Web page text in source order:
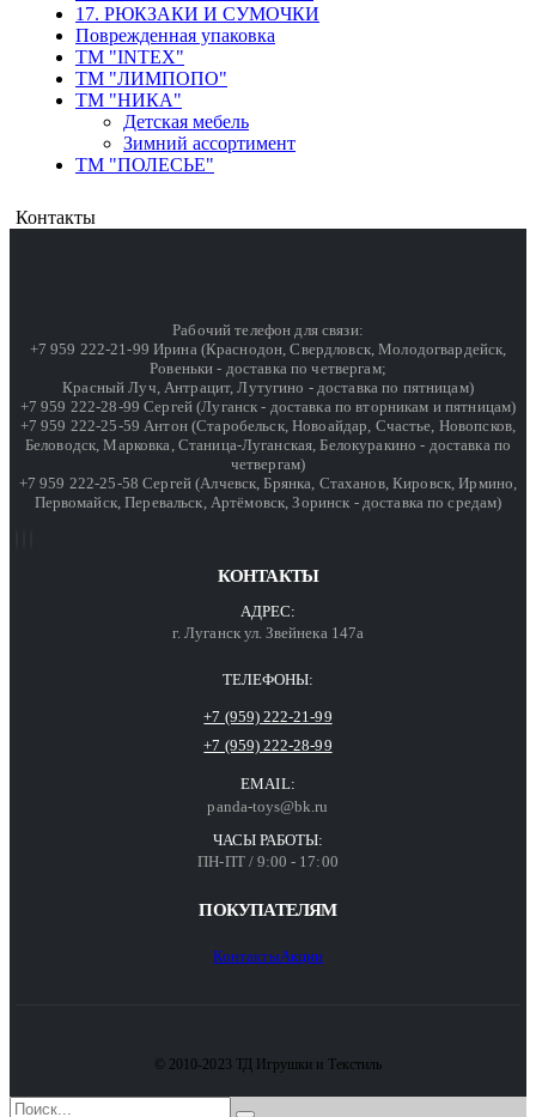
17. РЮКЗАКИ И СУМОЧКИ
Поврежденная упаковка
ТМ "INTEX"
ТМ "ЛИМПОПО"
ТМ "НИКА"
Детская мебель
Зимний ассортимент
ТМ "ПОЛЕСЬЕ"
Контакты
Рабочий телефон для связи:
+7 959 222-21-99 Ирина (Краснодон, Свердловск, Молодогвардейск,
Ровеньки - доставка по четвергам;
Красный Луч, Антрацит, Лутугино - доставка по пятницам)
+7 959 222-28-99 Сергей (Луганск - доставка по вторникам и пятницам)
+7 959 222-25-59 Антон (Старобельск, Новоайдар, Счастье, Новопсков,
Беловодск, Марковка, Станица-Луганская, Белокуракино - доставка по
четвергам)
+7 959 222-25-58 Сергей (Алчевск, Брянка, Стаханов, Кировск, Ирмино,
Первомайск, Перевальск, Артёмовск, Зоринск - доставка по средам)
КОНТАКТЫ
АДРЕС:
г. Луганск ул. Звейнека 147а
ТЕЛЕФОНЫ:
+7 (959) 222-21-99
+7 (959) 222-28-99
EMAIL:
panda-toys@bk.ru
ЧАСЫ РАБОТЫ:
ПН-ПТ / 9:00 - 17:00
ПОКУПАТЕЛЯМ
КонтактыАкции
© 2010-2023 ТД Игрушки и Текстиль